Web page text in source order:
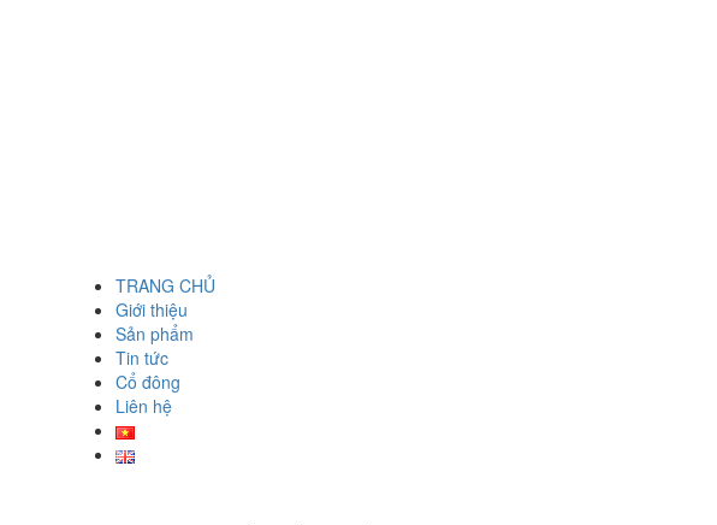
TRANG CHỦ
Giới thiệu
Sản phẩm
Tin tức
Cổ đông
Liên hệ